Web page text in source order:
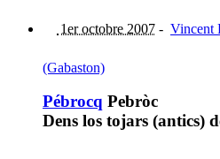
1er octobre 2007 - Vincent
(Gabaston)
Pébrocq Pebròc
Dens los tojars (antics)